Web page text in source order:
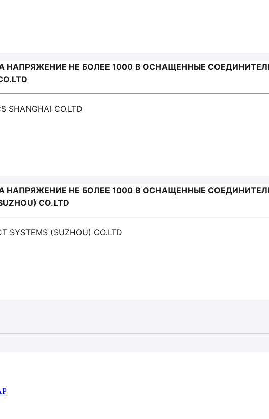
НАПРЯЖЕНИЕ НЕ БОЛЕЕ 1000 В ОСНАЩЕННЫЕ
SHANGHAI CO.LTD
НАПРЯЖЕНИЕ НЕ БОЛЕЕ 1000 В ОСНАЩЕННЫЕ
CO.LTD
SYSTEMS (SUZHOU) CO.LTD